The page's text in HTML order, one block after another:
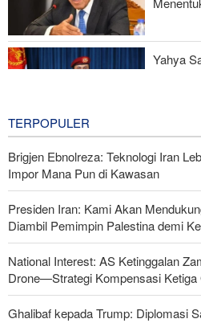
Yahya
TERPOPULER
Brigjen Ebnolreza: Teknologi Iran
Impor Mana Pun di Kawasan
Presiden Iran: Kami Akan
Diambil Pemimpin Palestina demi
National Interest: AS Ketinggalan
Drone—Strategi Kompensasi Ketiga
Ghalibaf kepada Trump: Diplomasi